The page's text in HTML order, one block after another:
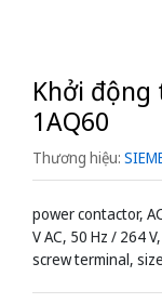
Khởi động
1AQ60
Thương hiệu:
power contactor,
V AC, 50 Hz / 264
screw terminal,